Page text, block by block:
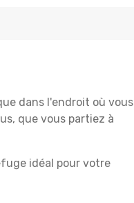
dans l'endroit où vous
que vous partiez à
idéal pour votre